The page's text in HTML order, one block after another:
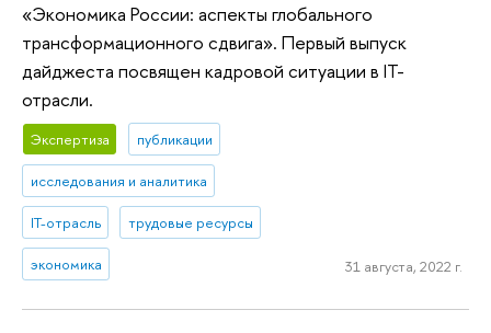
«Экономика России: аспекты глобального
трансформационного сдвига». Первый выпуск
дайджеста посвящен кадровой ситуации в IT-
отрасли.
Экспертиза публикации
исследования и аналитика
IT-отрасль трудовые ресурсы
экономика 31 августа, 2022 г.